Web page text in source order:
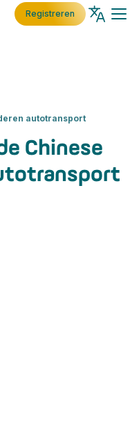
Registreren
autotransport
Chinese